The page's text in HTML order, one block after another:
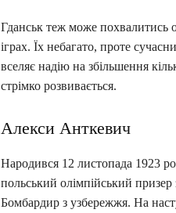
Гданськ теж може похвалитись
іграх. Їх небагато, проте
вселяє надію на збільшення
стрімко розвивається.
Алекси Анткевич
Народився 12 листопада 1923
польський олімпійський
Бомбардир з узбережжя. На